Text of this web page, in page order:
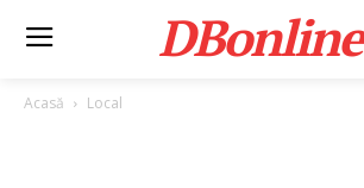
DBonline
Acasă Local